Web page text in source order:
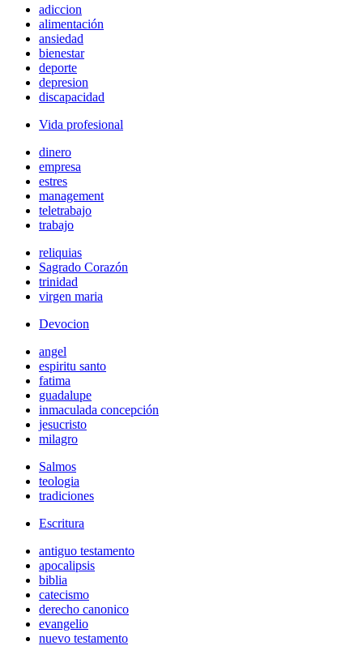
adiccion
alimentación
ansiedad
bienestar
deporte
depresion
discapacidad
Vida profesional
dinero
empresa
estres
management
teletrabajo
trabajo
reliquias
Sagrado Corazón
trinidad
virgen maria
Devocion
angel
espiritu santo
fatima
guadalupe
inmaculada concepción
jesucristo
milagro
Salmos
teologia
tradiciones
Escritura
antiguo testamento
apocalipsis
biblia
catecismo
derecho canonico
evangelio
nuevo testamento